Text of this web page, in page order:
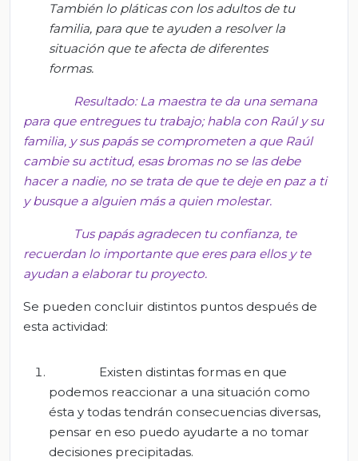
También lo pláticascon los adultos de tu
familia, para que te ayuden a resolver la
situación que te afecta de diferentes
formas.
Resultado: La maestra te da una semana
para que entregues tu trabajo; habla con Raúl y su
familia, y sus papás se comprometen a que Raúl
cambie su actitud, esas bromas no se las debe
hacer a nadie, no se trata de que te deje en paz a ti
y busque a alguien más a quien molestar.
Tus papás agradecen tu confianza, te
recuerdan lo importante que eres para ellos y te
ayudan a elaborar tu proyecto.
Se pueden concluir distintos puntos después de
esta actividad:
Existen distintas formas en que
podemos reaccionar a una situación como
ésta y todas tendrán consecuencias diversas,
pensar en eso puedo ayudarte a no tomar
decisiones precipitadas.